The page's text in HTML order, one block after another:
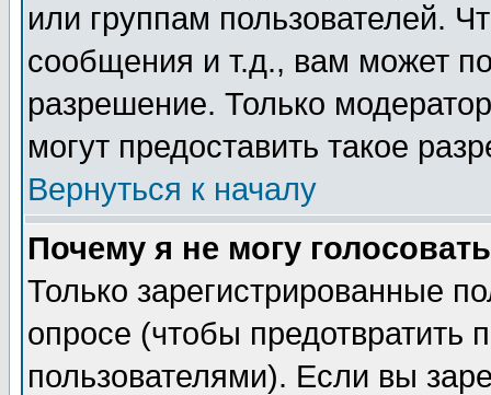
или группам пользователей.
сообщения и т.д., вам может
разрешение. Только
могут предоставить такое
Вернуться к началу
Почему я не могу
Только зарегистрированные
опросе (чтобы предотвратить
пользователями). Если вы